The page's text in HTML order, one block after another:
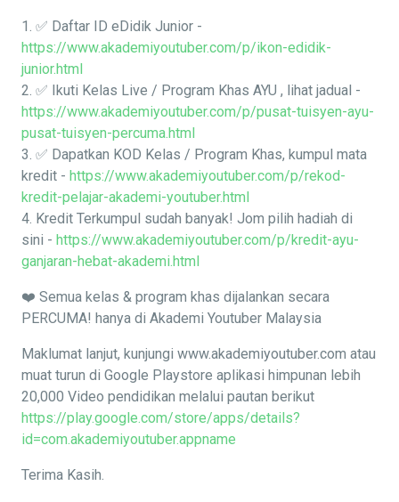
1. ✅ Daftar ID eDidik Junior -
https://www.akademiyoutuber.com/p/ikon-edidik-
junior.html
2. ✅ Ikuti Kelas Live / Program Khas AYU , lihat jadual -
https://www.akademiyoutuber.com/p/pusat-tuisyen-ayu-
pusat-tuisyen-percuma.html
3. ✅ Dapatkan KOD Kelas / Program Khas, kumpul mata
kredit - https://www.akademiyoutuber.com/p/rekod-
kredit-pelajar-akademi-youtuber.html
4. Kredit Terkumpul sudah banyak! Jom pilih hadiah di
sini - https://www.akademiyoutuber.com/p/kredit-ayu-
ganjaran-hebat-akademi.html
❤️ Semua kelas & program khas dijalankan secara
PERCUMA! hanya di Akademi Youtuber Malaysia
Maklumat lanjut, kunjungi www.akademiyoutuber.com atau
muat turun di Google Playstore aplikasi himpunan lebih
20,000 Video pendidikan melalui pautan berikut
https://play.google.com/store/apps/details?
id=com.akademiyoutuber.appname
Terima Kasih.